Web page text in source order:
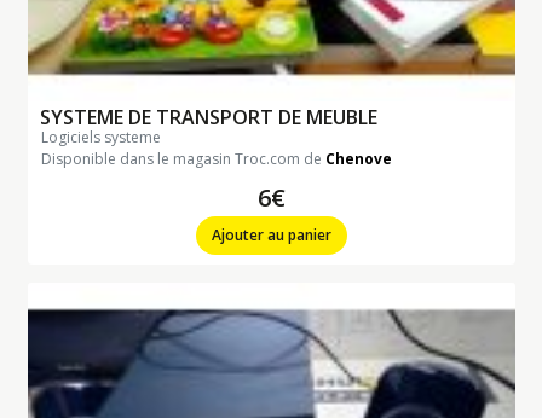
SYSTEME DE TRANSPORT DE MEUBLE
logiciels systeme
Disponible dans le magasin Troc.com de Chenove
6€
Ajouter au panier